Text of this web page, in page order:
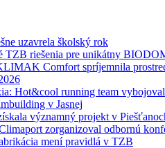
uzavrela školský rok
riešenia pre unikátny
Comfort spríjemnila
Hot&cool running team
v Jasnej
významný projekt v
zorganizoval odbornú
mení pravidlá v TZB